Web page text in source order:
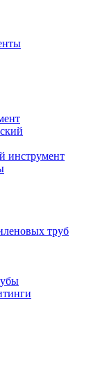
инструмент
труб